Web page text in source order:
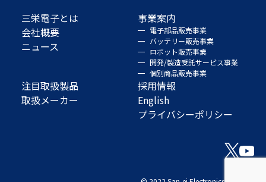
三栄電子とは
会社概要
ニュース
事業案内
電子部品販売事業
バッテリー販売事業
ロボット販売事業
開発/製造受託サービス事業
個別商品販売事業
注目取扱製品
取扱メーカー
採用情報
English
プライバシーポリシー